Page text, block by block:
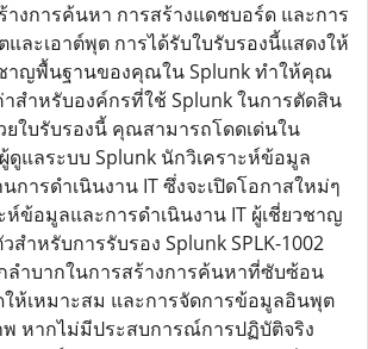
งการค้นหา การสร้างแดชบอร์ด และการ
ละเอาต์พุต การได้รับใบรับรองนี้แสดงให้
ชาญพื้นฐานของคุณใน Splunk ทำให้คุณ
สำหรับองค์กรที่ใช้ Splunk ในการตัดสิน
ยใบรับรองนี้ คุณสามารถโดดเด่นใน
ดูแลระบบ Splunk นักวิเคราะห์ข้อมูล
การดำเนินงาน IT ซึ่งจะเปิดโอกาสใหม่ๆ
ห์ข้อมูลและการดำเนินงาน IT ผู้เชี่ยวชาญ
ำหรับการรับรอง Splunk SPLK-1002
ำบากในการสร้างการค้นหาที่ซับซ้อน
ห้เหมาะสม และการจัดการข้อมูลอินพุต
หากไม่มีประสบการณ์การปฏิบัติจริง